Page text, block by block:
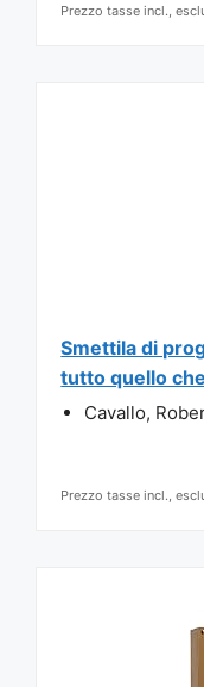
Prezzo tasse incl.,
Smettila di
tutto quello
Cavallo,
Prezzo tasse incl.,